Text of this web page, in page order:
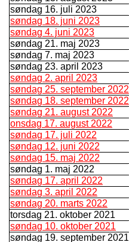
søndag 16. juli 2023
søndag 18. juni 2023
søndag 4. juni 2023
søndag 21. maj 2023
søndag 7. maj 2023
søndag 23. april 2023
søndag 2. april 2023
søndag 25. september 2022
søndag 18. september 2022
søndag 21. august 2022
onsdag 17. august 2022
søndag 17. juli 2022
søndag 12. juni 2022
søndag 15. maj 2022
søndag 1. maj 2022
søndag 17. april 2022
søndag 3. april 2022
søndag 20. marts 2022
torsdag 21. oktober 2021
søndag 10. oktober 2021
søndag 19. september 2021